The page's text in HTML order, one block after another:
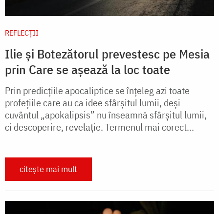
REFLECȚII
Ilie și Botezătorul prevestesc pe Mesia
prin Care se așează la loc toate
Prin predicțiile apocaliptice se înțeleg azi toate
profețiile care au ca idee sfârșitul lumii, deși
cuvântul „apokalipsis” nu înseamnă sfârșitul lumii,
ci descoperire, revelație. Termenul mai corect...
citește mai mult